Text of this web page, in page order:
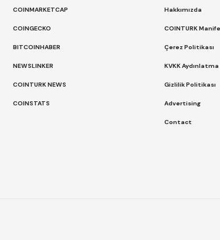
COINMARKETCAP
COINGECKO
BITCOINHABER
NEWSLINKER
COINTURK NEWS
COINSTATS
Hakkımızda
COINTURK
Çerez Politikası
KVKK
Gizlilik Politikası
Advertising
Contact